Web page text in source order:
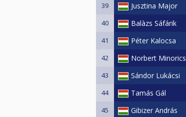
39 Jusztina Major
40 Balàzs Sáfárik
41 Péter Kalocsa
42 Norbert Minorics
43 Sándor Lukácsi
44 Tamás Gál
45 Gibizer András